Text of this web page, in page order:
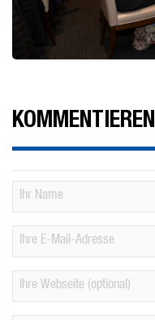
KOMMENTIEREN